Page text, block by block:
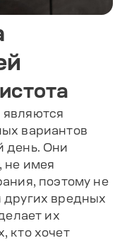
являются
вариантов
день. Они
не имея
поэтому не
других вредных
их
кто хочет